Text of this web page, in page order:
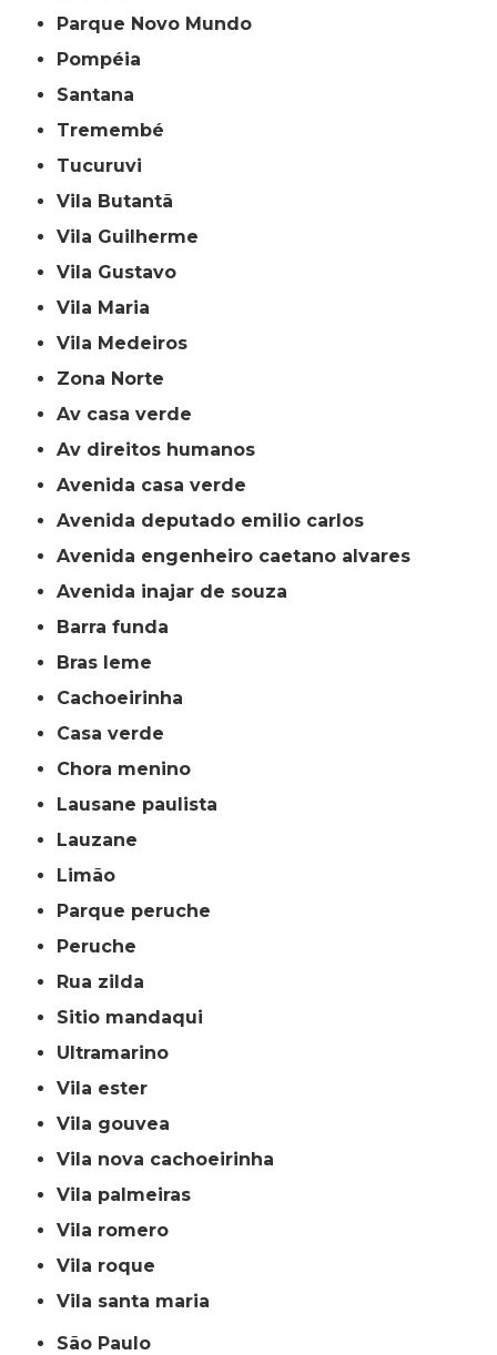
Parque Novo Mundo
Pompéia
Santana
Tremembé
Tucuruvi
Vila Butantã
Vila Guilherme
Vila Gustavo
Vila Maria
Vila Medeiros
Zona Norte
av casa verde
av direitos humanos
avenida casa verde
avenida deputado emilio carlos
avenida engenheiro caetano alvares
avenida inajar de souza
barra funda
bras leme
cachoeirinha
casa verde
chora menino
lausane paulista
lauzane
limão
parque peruche
peruche
rua zilda
sitio mandaqui
ultramarino
vila ester
vila gouvea
vila nova cachoeirinha
vila palmeiras
vila romero
vila roque
vila santa maria
São Paulo